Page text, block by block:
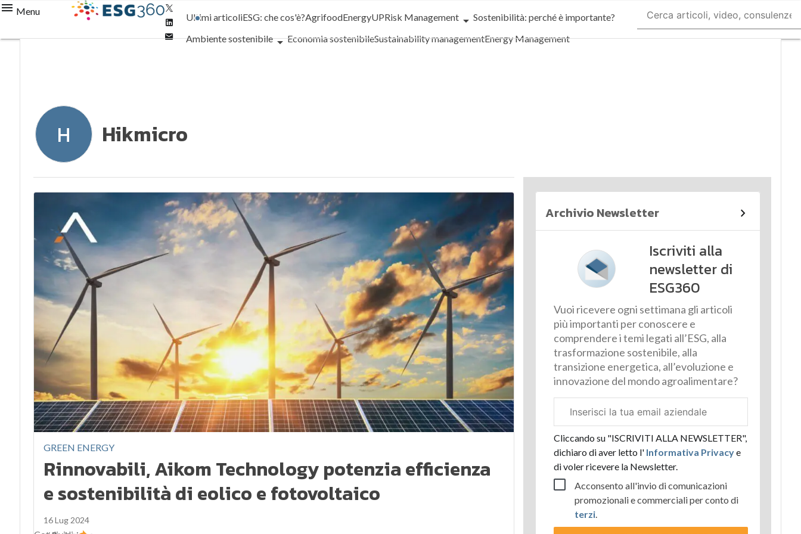
Menu
Linkedin
Email
Ultimi articoliESG: che cos'è?AgrifoodEnergyUPRisk Management
Sostenibilità: perché è importante?
Ambiente sostenibile
Economia sostenibileSustainability managementEnergy Management
H Hikmicro
GREEN ENERGY
Rinnovabili, Aikom Technology potenzia efficienza
e sostenibilità di eolico e fotovoltaico
16 Lug 2024
Archivio Newsletter
Iscriviti alla
newsletter di
ESG360
Vuoi ricevere ogni settimana gli articoli
più importanti per conoscere e
comprendere i temi legati all’ESG, alla
trasformazione sostenibile, alla
transizione energetica, all’evoluzione e
innovazione del mondo agroalimentare?
aziendale
Cliccando su "ISCRIVITI ALLA NEWSLETTER",
dichiaro di aver letto l'Informativa Privacye
di voler ricevere la Newsletter.
Acconsento all'invio di comunicazioni
promozionali e commerciali per conto di
terzi.